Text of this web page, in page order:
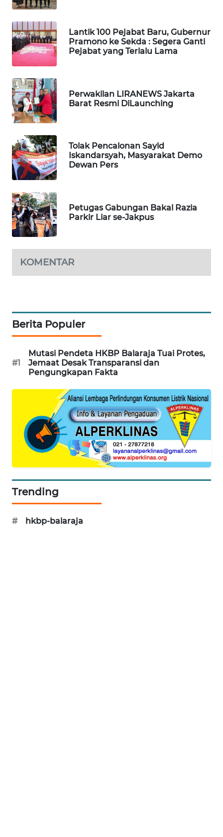
Lantik 100 Pejabat Baru, Gubernur
Pramono ke Sekda : Segera Ganti
Pejabat yang Terlalu Lama
Perwakilan LIRANEWS Jakarta
Barat Resmi DiLaunching
Tolak Pencalonan Sayid
Iskandarsyah, Masyarakat Demo
Dewan Pers
Petugas Gabungan Bakal Razia
Parkir Liar se-Jakpus
KOMENTAR
Berita Populer
#1
Mutasi Pendeta HKBP Balaraja Tuai Protes,
Jemaat Desak Transparansi dan
Pengungkapan Fakta
Trending
# hkbp-balaraja
WAHANA
WAHANA
TV
WAHANANEWS
ID
WAHANANEWS
WAHANANEWS
NET
WAHANA
SPORT
WAHANA
UMKM
WAHANA
SELEB
PERSONA
OTOMOTIF
WAHANA
HEALTH
WAHANA
DESA
WISATA
Wahana
Network